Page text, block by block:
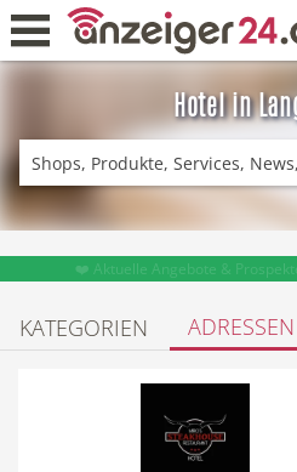
Hotel in
Zurück
Fitness & Sport
Einkaufen
❤️ Aktuelle Angebote &
KATEGORIEN ADRESSEN